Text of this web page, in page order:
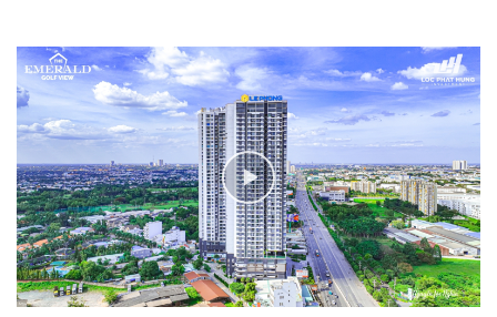
trải nghiệm hệ thống tiện ích đỉnh cao bậc nhất Bình
Dương. The Emerald Golf View sở hữu tầm nhìn triệu
đô ôm trọn Sân Golf Sông Bé, một trong những sân
golf đầu tiên đạt chuẩn quốc tế được công nhận bởi
Hiệp hội những người chơi golf của Mỹ và Singapore.